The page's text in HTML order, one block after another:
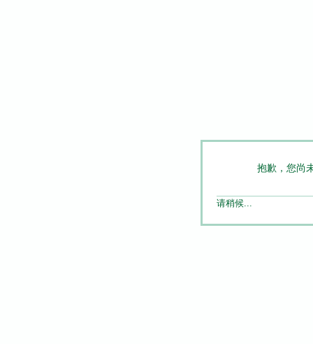
抱歉，您尚
请稍候...